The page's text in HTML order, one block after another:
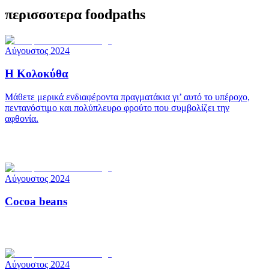
περισσοτερα foodpaths
Αύγουστος 2024
Η Κολοκύθα
Μάθετε μερικά ενδιαφέροντα πραγματάκια γι’ αυτό το υπέροχο,
πεντανόστιμο και πολύπλευρο φρούτο που συμβολίζει την
αφθονία.
Αύγουστος 2024
Cocoa beans
Αύγουστος 2024